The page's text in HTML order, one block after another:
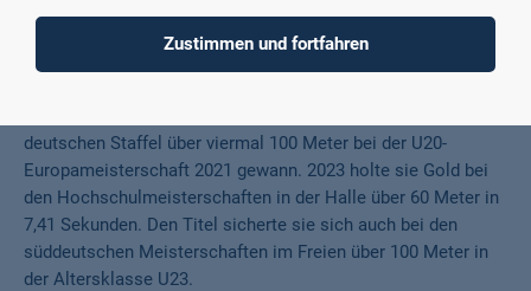
Frankfurt unter DLV-Sprinttrainer David Corell. Auf
Vereinsebene tritt sie für das Sprintteam Wetzlar an.
deutschen Staffel über viermal 100 Meter bei der U20-
Europameisterschaft 2021 gewann. 2023 holte sie Gold bei
den Hochschulmeisterschaften in der Halle über 60 Meter in
7,41 Sekunden. Den Titel sicherte sie sich auch bei den
süddeutschen Meisterschaften im Freien über 100 Meter in
der Altersklasse U23.
Zustimmen und fortfahren